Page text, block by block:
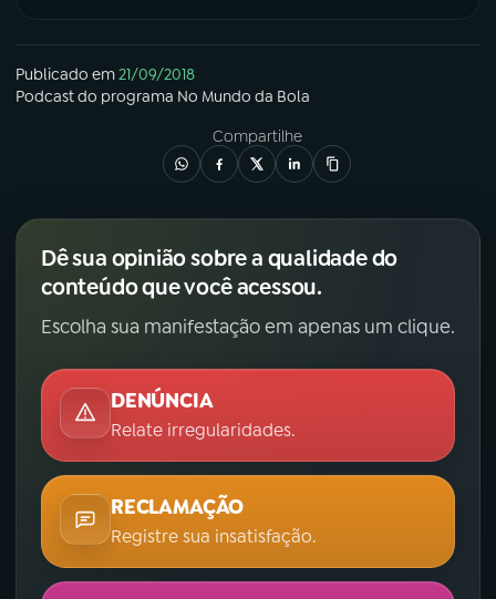
Publicado em21/09/2018
Podcastdo programa No Mundo da Bola
Compartilhe
Dê sua opinião sobre a qualidade do
conteúdo que você acessou.
Escolha sua manifestação em apenas um clique.
DENÚNCIA
Relate irregularidades.
RECLAMAÇÃO
Registre sua insatisfação.